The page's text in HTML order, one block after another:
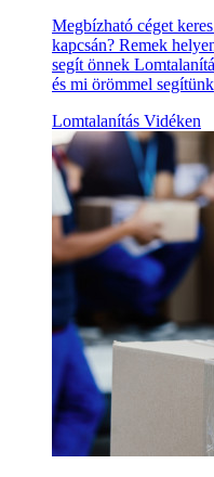
Megbízható céget
kapcsán? Remek
segít önnek
és mi örömmel segítünk
Lomtalanítás Vidéken